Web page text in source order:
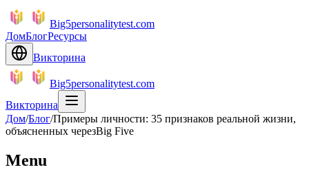
Big5personalitytest.com
ДомБлогРесурсы
Викторина
Big5personalitytest.com
Викторина
Дом/Блог/Примеры личности: 35 признаков реальной жизни,
объясненных черезBig Five
Menu